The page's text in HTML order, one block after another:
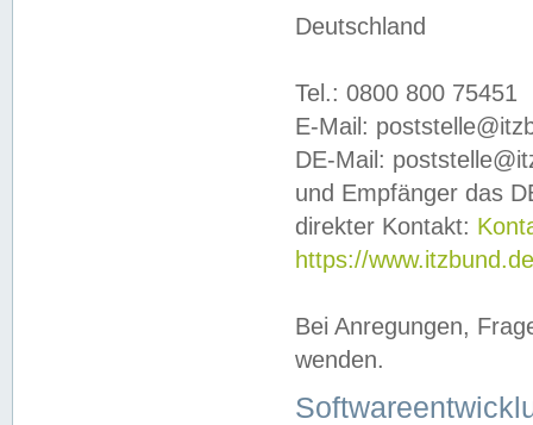
Deutschland
Tel.: 0800 800 75451
E-Mail:
DE-Mail:
und Empfänger das
direkter Kontakt:
https://
Bei Anregungen,
wenden.